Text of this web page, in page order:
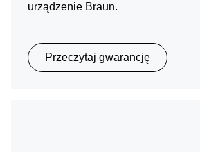
urządzenie Braun.
Przeczytaj gwarancję